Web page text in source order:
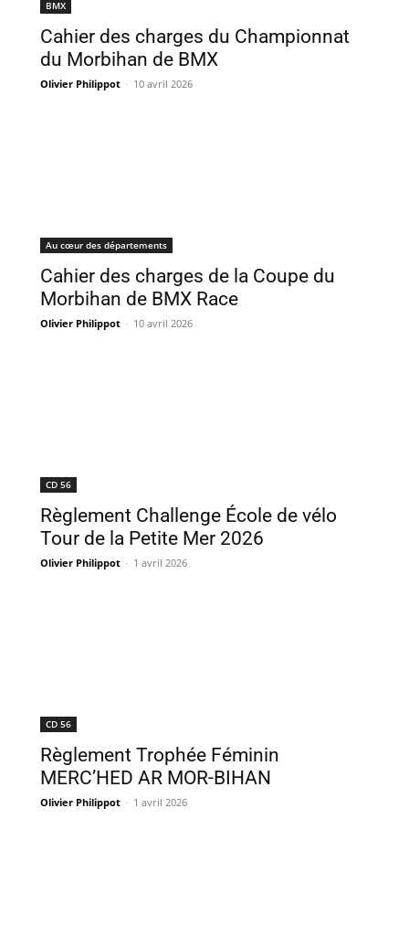
BMX
Cahier des charges du Championnat
du Morbihan de BMX
Olivier Philippot - 10 avril 2026
Au cœur des départements
Cahier des charges de la Coupe du
Morbihan de BMX Race
Olivier Philippot - 10 avril 2026
CD 56
Règlement Challenge École de vélo
Tour de la Petite Mer 2026
Olivier Philippot - 1 avril 2026
CD 56
Règlement Trophée Féminin
MERC’HED AR MOR-BIHAN
Olivier Philippot - 1 avril 2026